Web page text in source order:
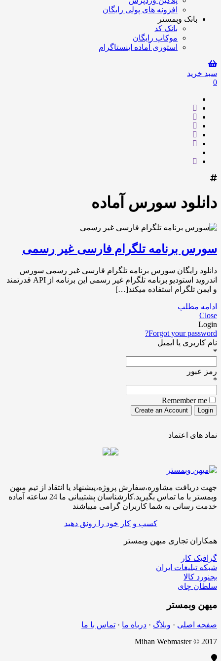
افزونه های پولی رایگان
بانک وبمستر
بانک کد
موکاپ رایگان
استوری آماده اینستاگرام
سبد خرید
0
دانلود سورس آماده
سورس برنامه تلگرام فارسی غیر رسمی
دانلود رایگان سورس برنامه تلگرام فارسی غیر رسمی سورس
اندروید استودیو برنامه تلگرام غیر رسمی این برنامه از API قدرتمند
و ایمن تلگرام استفاده میکند[…]
ادامه مطلب
Close
Login
Forgot your password?
نام کاربری یا ایمیل
*
رمز عبور
*
Remember me
نماد های اعتماد
جهت دریافت مشاوره،سفارش پروژه،پیشنهاد یا انتقاد از تیم میهن
وبمستر با ما تماس بگیرید.کارشناسان پشتیبانی ما 24 ساعته آماده
خدمت رسانی به شما کاربران گرامی میباشند
کسب و کار خود را رونق دهید
همکاران تجاری میهن وبمستر
گرافیک کار
شبکه تبلیغات ایران
بجنورد کالا
سلطان چای
میهن وبمستر
صفحه اصلی · وبلاگ · درباه ما · تماس با ما
Mihan Webmaster © 2017